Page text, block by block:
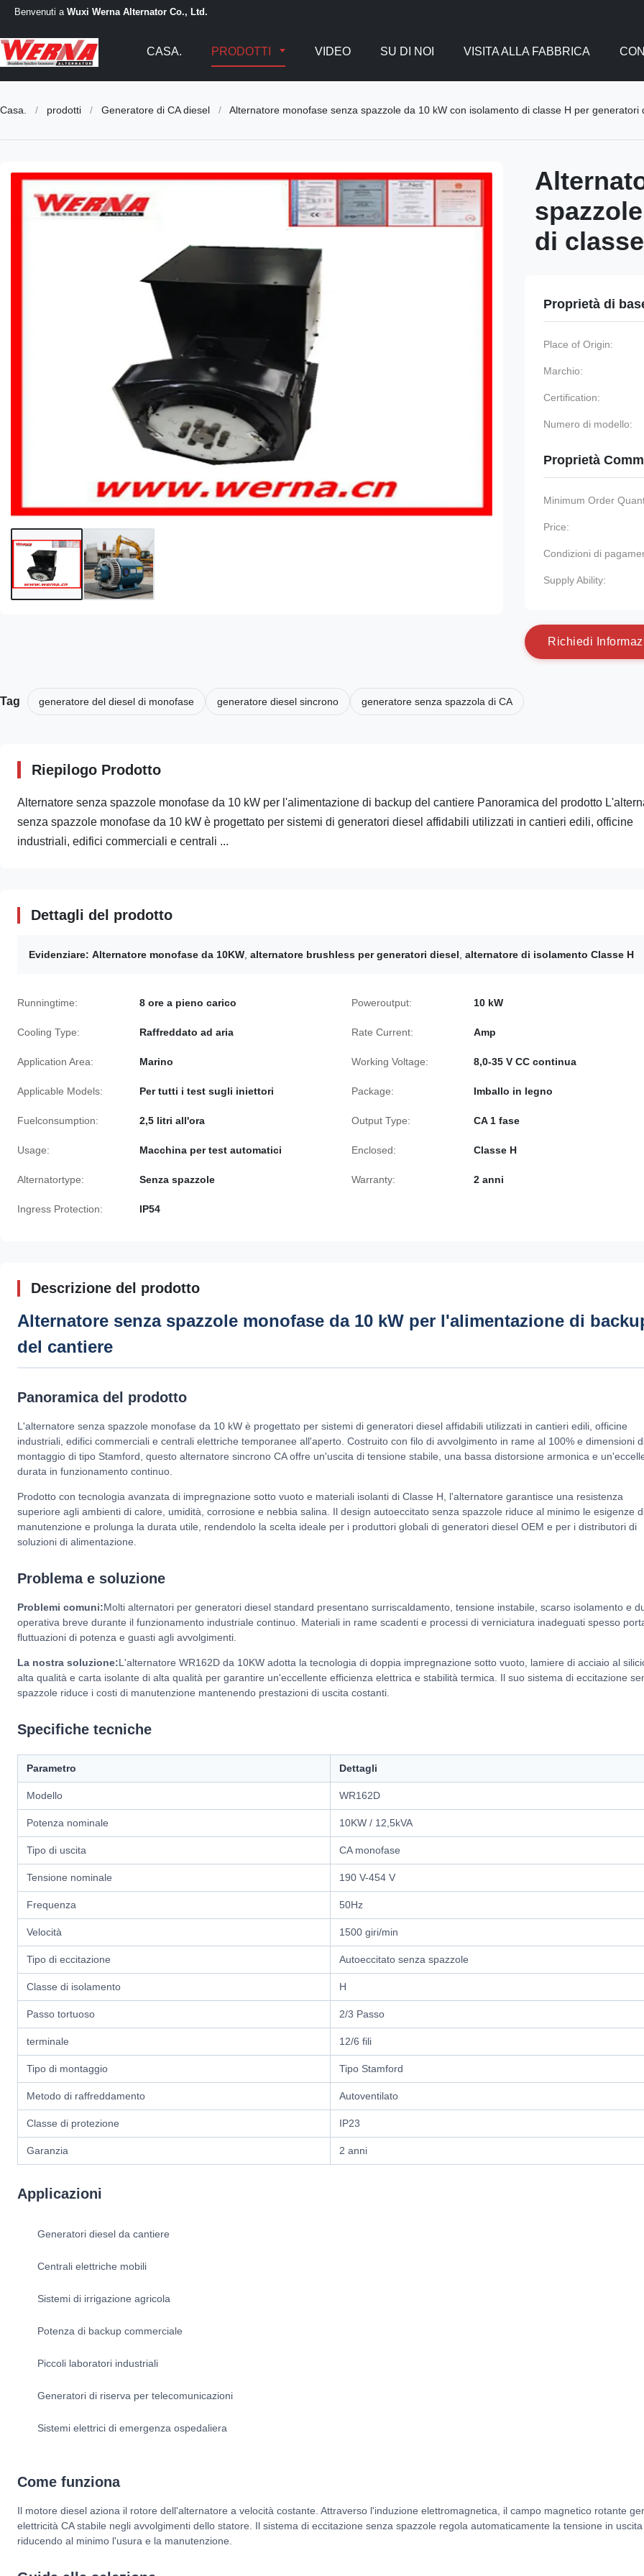
Benvenuti a Wuxi Werna Alternator Co., Ltd.
CASA. PRODOTTI VIDEO SU DI NOI VISITA ALLA FABBRICA
Casa. / prodotti / Generatore di CA diesel / Alternatore monofase senza spazzole da 10 kW con isolamento di classe H per generatori
di
Proprietà di
Place of Origin:
Marchio:
Certification:
Numero di modello:
Proprietà
Minimum Order
Price:
Condizioni di
Supply Ability:
Richied i nformaz
Tag generatore del diesel di monofase generatore diesel sincrono generatore senza spazzola di CA
Riepilogo Prodotto
Alternatore senza spazzole monofase da 10 kW per l'alimentazione di backup del cantiere Panoramica del prodotto
senza spazzole monofase da 10 kW è progettato per sistemi di generatori diesel affidabili utilizzati in cantieri edili, officine
industriali, edifici commerciali e centrali ...
Dettagli del prodotto
Evidenziare: Alternatore monofase da 10KW alternatore brushless per generatori diesel alternatore di isolamento Classe H
Runningtime: 8 ore a pieno carico Poweroutput: 10 kW
Cooling Type: Raffreddato ad aria Rate Current: Amp
Application Area: Marino Working Voltage: 8,0-35 V CC continua
Applicable Models: Per tutti i test sugli iniettori Package: Imballo in legno
Fuelconsumption: 2,5 litri all'ora Output Type: CA 1 fase
Usage: Macchina per test automatici Enclosed: Classe H
Alternatortype: Senza spazzole Warranty: 2 anni
Ingress Protection: IP54
Descrizione del prodotto
Alternatore senza spazzole monofase da 10 kW per l'alimentazione di
del cantiere
Panoramica del prodotto
L'alternatore senza spazzole monofase da 10 kW è progettato per sistemi di generatori diesel affidabili utilizzati in cantieri edili, officine
industriali, edifici commerciali e centrali elettriche temporanee all'aperto. Costruito con filo di avvolgimento in rame al 100% e dimensioni
montaggio di tipo Stamford, questo alternatore sincrono CA offre un'uscita di tensione stabile, una bassa distorsione armonica e
durata in funzionamento continuo.
Prodotto con tecnologia avanzata di impregnazione sotto vuoto e materiali isolanti di Classe H, l'alternatore garantisce una resistenza
superiore agli ambienti di calore, umidità, corrosione e nebbia salina. Il design autoeccitato senza spazzole riduce al minimo le esigenze
manutenzione e prolunga la durata utile, rendendolo la scelta ideale per i produttori globali di generatori diesel OEM e per i distributori di
soluzioni di alimentazione.
Problema e soluzione
Problemi comuni:Molti alternatori per generatori diesel standard presentano surriscaldamento, tensione instabile, scarso isolamento e
operativa breve durante il funzionamento industriale continuo. Materiali in rame scadenti e processi di verniciatura inadeguati spesso
fluttuazioni di potenza e guasti agli avvolgimenti.
La nostra soluzione:L'alternatore WR162D da 10KW adotta la tecnologia di doppia impregnazione sotto vuoto, lamiere di acciaio al
alta qualità e carta isolante di alta qualità per garantire un'eccellente efficienza elettrica e stabilità termica. Il suo sistema di eccitazione
spazzole riduce i costi di manutenzione mantenendo prestazioni di uscita costanti.
Specifiche tecniche
Parametro Dettagli
Modello WR162D
Potenza nominale 10KW / 12,5kVA
Tipo di uscita CA monofase
Tensione nominale 190 V-454 V
Frequenza 50Hz
Velocità 1500 giri/min
Tipo di eccitazione Autoeccitato senza spazzole
Classe di isolamento H
Passo tortuoso 2/3 Passo
terminale 12/6 fili
Tipo di montaggio Tipo Stamford
Metodo di raffreddamento Autoventilato
Classe di protezione IP23
Garanzia 2 anni
Applicazioni
Generatori diesel da cantiere
Centrali elettriche mobili
Sistemi di irrigazione agricola
Potenza di backup commerciale
Piccoli laboratori industriali
Generatori di riserva per telecomunicazioni
Sistemi elettrici di emergenza ospedaliera
Come funziona
Il motore diesel aziona il rotore dell'alternatore a velocità costante. Attraverso l'induzione elettromagnetica, il campo magnetico rotante
elettricità CA stabile negli avvolgimenti dello statore. Il sistema di eccitazione senza spazzole regola automaticamente la tensione in uscita
riducendo al minimo l'usura e la manutenzione.